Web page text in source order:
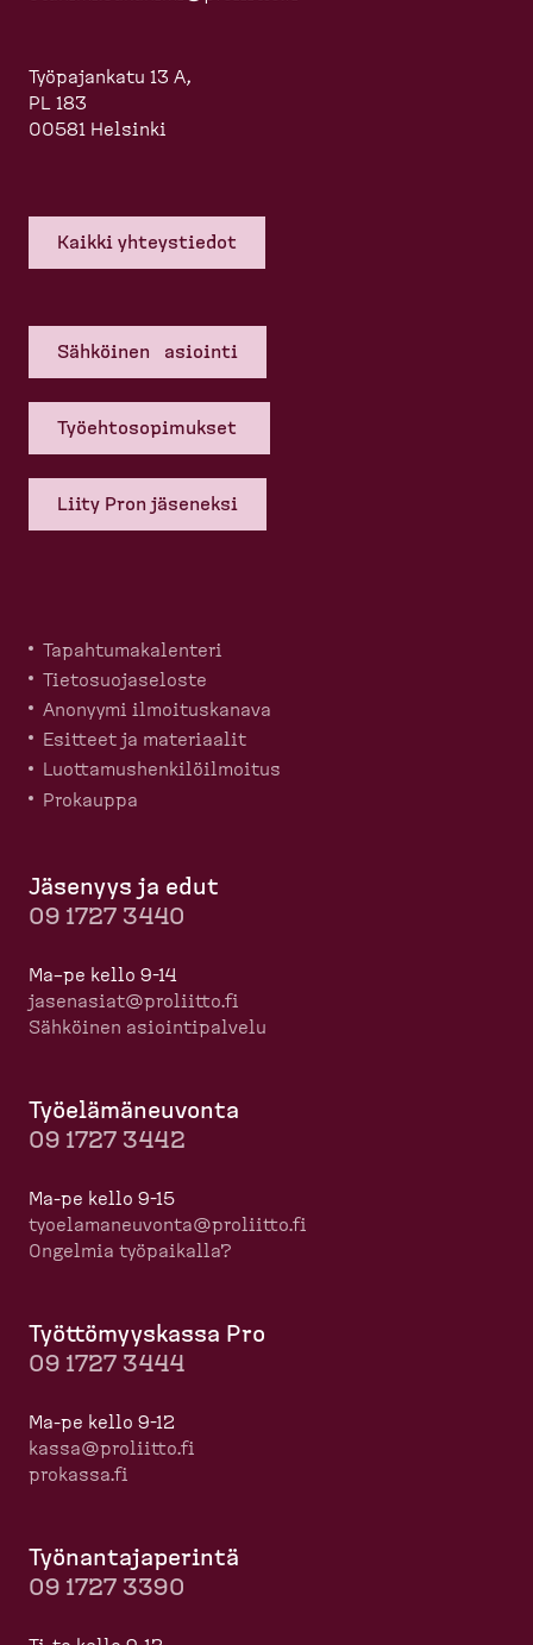
Työpajankatu 13 A,
PL 183
00581 Helsinki
Kaikki yhteys­tiedot
Sähköinen asiointi
Työehto­so­pi­mukset
Liity Pron jäseneksi
Tapahtu­ma­ka­lenteri
Tietosuo­ja­seloste
Anonyymi ilmoitus­kanava
Esitteet ja materiaalit
Luotta­mus­hen­ki­löil­moitus
Prokauppa
Jäsenyys ja edut
09 1727 3440
Ma–pe kello 9-14
jasenasiat@proliitto.fi
Sähköinen asioin­ti­palvelu
Työelä­mä­neuvonta
09 1727 3442
Ma-pe kello 9-15
tyoela­ma­neuvonta@proliitto.fi
Ongelmia työpaikalla?
Työttö­myyskassa Pro
09 1727 3444
Ma-pe kello 9-12
kassa@proliitto.fi
prokassa.fi
Työnan­ta­ja­perintä
09 1727 3390